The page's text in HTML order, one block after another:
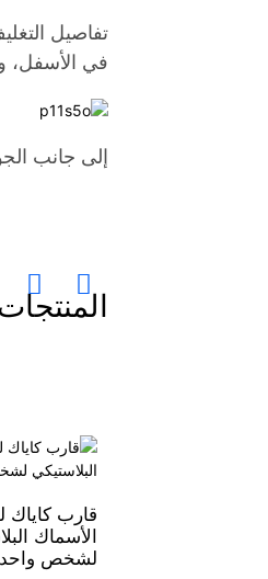
تفاصيل
في الأسفل،
إلى جانب
قارب كاياك
الأسماك
لشخص واحد